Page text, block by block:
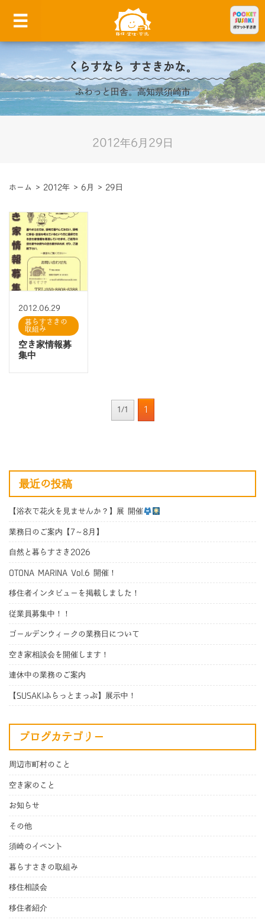
くらすなら すさきかな。
ふわっと田舎。高知県須崎市
2012年6月29日
ホーム > 2012年 > 6月 > 29日
2012.06.29
暮らすさきの
取組み
空き家情報募
集中
1/1 1
最近の投稿
【浴衣で花火を見ませんか？】展 開催
業務日のご案内【7～8月】
自然と暮らすさき2026
OTONA MARINA Vol.6 開催！
移住者インタビューを掲載しました！
従業員募集中！！
ゴールデンウィークの業務日について
空き家相談会を開催します！
連休中の業務のご案内
【SUSAKIふらっとまっぷ】展示中！
ブログカテゴリー
周辺市町村のこと
空き家のこと
お知らせ
その他
須崎のイベント
暮らすさきの取組み
移住相談会
移住者紹介